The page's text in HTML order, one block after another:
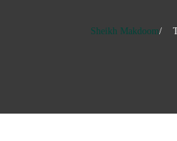
Sheikh Makdoom